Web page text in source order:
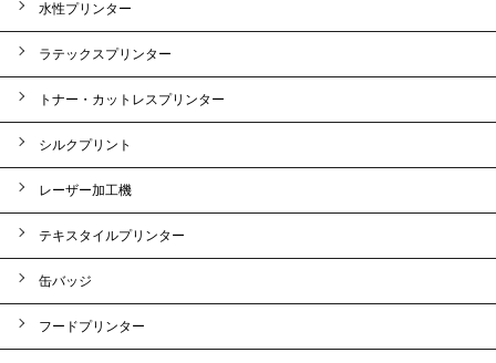
水性プリンター
ラテックスプリンター
トナー・カットレスプリンター
シルクプリント
レーザー加工機
テキスタイルプリンター
缶バッジ
フードプリンター